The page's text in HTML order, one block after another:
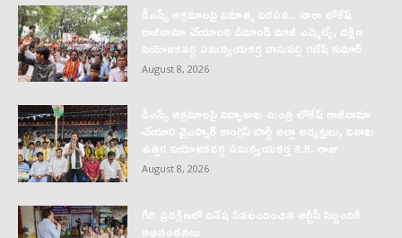
డీఎస్సీ అక్రమాలపై వినూత్న నిరసన.. నారా లోకేష్
రాజీనామా చేయాలని డిమాండ్ మాజీ ఎమ్మెల్యే, దక్షిణ
నియోజకవర్గ సమన్వయకర్త వాసుపల్లి గణేష్ కుమార్
August 8, 2026
డీఎస్సీ అక్రమాలపై విద్యాశాఖ మంత్రి లోకేష్ రాజీనామా
చేయాలి వైఎస్సార్‌ కాంగ్రెస్‌ పార్టీ జిల్లా అధ్యక్షులు, విశాఖ
ఉత్తర నియోజకవర్గ సమన్వయకర్త కె.కె. రాజు
August 8, 2026
గిరి ప్రదక్షిణలో విశేష సేవలందించిన ఆర్టీసీ సిబ్బందికి
అభినందనలు